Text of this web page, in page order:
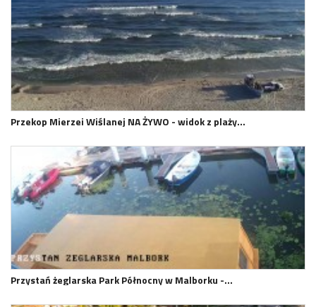
Przekop Mierzei Wiślanej NA ŻYWO - widok z plaży…
Przystań żeglarska Park Północny w Malborku -…